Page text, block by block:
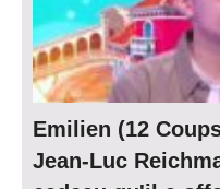
Emilien (12
Jean-Luc